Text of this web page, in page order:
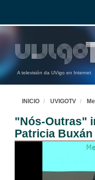
A televisión da UVigo en Internet
INICIO UVIGOTV
"Nós-Outras"
Patricia